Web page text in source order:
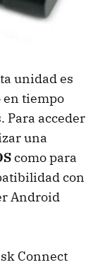
unidad es
en tiempo
Para acceder
una
como para
con
Android
Connect